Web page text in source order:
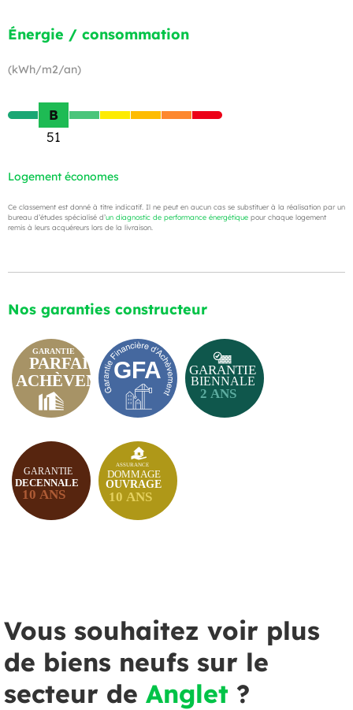
Énergie / consommation
(kWh/m2/an)
B
51
Logement économes
Ce classement est donné à titre indicatif. Il ne peut en aucun cas se substituer à la réalisation par un
bureau d’études spécialisé d’un diagnostic de performance énergétique pour chaque logement
remis à leurs acquéreurs lors de la livraison.
Nos garanties constructeur
Vous souhaitez voir plus
de biens neufs sur le
secteur de Anglet ?